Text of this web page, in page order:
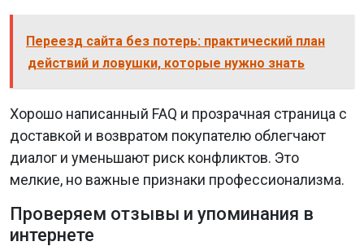
Переезд сайта без потерь: практический план
действий и ловушки, которые нужно знать
Хорошо написанный FAQ и прозрачная страница с
доставкой и возвратом покупателю облегчают
диалог и уменьшают риск конфликтов. Это
мелкие, но важные признаки профессионализма.
Проверяем отзывы и упоминания в
интернете